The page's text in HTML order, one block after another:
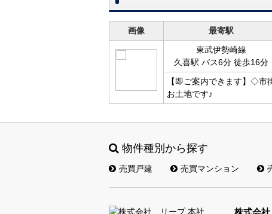
画像 最寄駅
東武伊勢崎線
久喜駅 バス6分 徒歩16分
【即ご案内できます】◇
お土地です♪
物件種別から探す
売買戸建 売買マンション
株式会